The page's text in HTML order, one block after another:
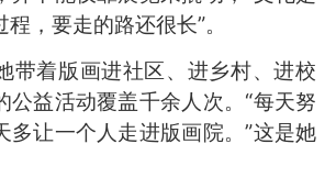
，要走的路还很长”。
着版画进社区、进乡村、进校
公益活动覆盖千余人次。“每天努
多让一个人走进版画院。”这是她